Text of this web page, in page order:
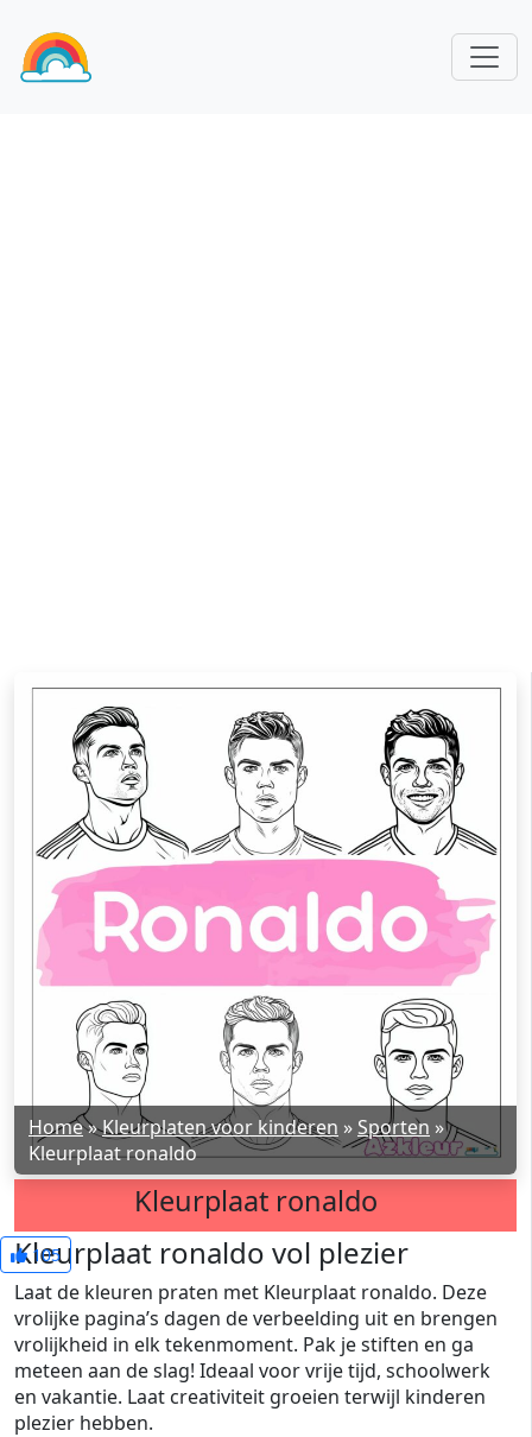
Home»Kleurplaten voor kinderen »Sporten »
Kleurplaat ronaldo
Kleurplaat ronaldo
105
Kleurplaat ronaldo vol plezier
Laat de kleuren praten met Kleurplaat ronaldo. Deze
vrolijke pagina’s dagen de verbeelding uit en brengen
vrolijkheid in elk tekenmoment. Pak je stiften en ga
meteen aan de slag! Ideaal voor vrije tijd, schoolwerk
en vakantie. Laat creativiteit groeien terwijl kinderen
plezier hebben.